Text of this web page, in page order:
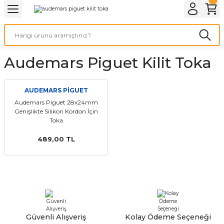
Geri Dön
& ELEKTİRİK AYDINLATMA & ELEKTRİK
AYDINLATMA
Geri Dön
ve Cihaz Pilleri
ÇEŞİTLERİ
ÇEŞİTLERİ
ÇEŞİTLERİ
Geri Dön
Geri Dön
Kordon Çeşitleri
kordonları
Kordonları
Kordonu
saat kordonu
Audemars Piguet Kilit Toka
AUDEMARS PİGUET
Audemars Piguet 28x24mm
Genişlikte Silikon Kordon İçin
Toka
489,00 TL
Güvenli Alışveriş Kolay Ödeme Seçeneği